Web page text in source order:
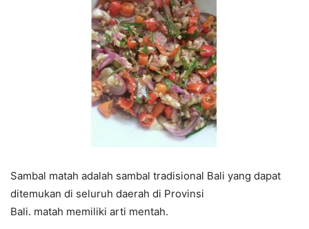
Sambal matah adalah sambal tradisional Bali yang dapat
ditemukan di seluruh daerah di Provinsi
Bali. matah memiliki arti mentah.